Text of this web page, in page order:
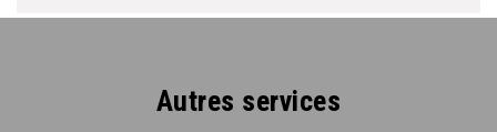
Autres services